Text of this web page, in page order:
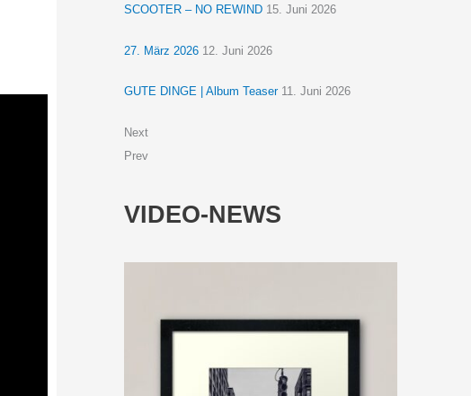
SCOOTER – NO REWIND 15. Juni 2026
27. März 2026 12. Juni 2026
GUTE DINGE | Album Teaser 11. Juni 2026
Next
Prev
VIDEO-NEWS